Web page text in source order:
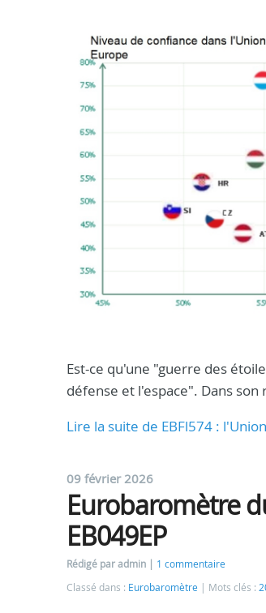
Est-ce qu'une "guerre des
défense et l'espace". Dans
Lire la suite de EBFl574 :
09 février 2026
Eurobaromètre
EB049EP
Rédigé par admin
1 commentaire
Classé dans : Eurobaromètre Mots clés :